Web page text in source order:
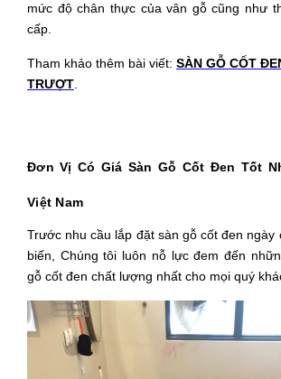
mức độ chân thực của vân gỗ cũng như
cấp.
Tham khảo thêm bài viết: SÀN GỖ CỐT
TRƯỢT
Đơn Vị Có Giá Sàn Gỗ Cốt Đen Tốt
Việt Nam
Trước nhu cầu lắp đặt sàn gỗ cốt đen ngày
biến, Chúng tôi luôn nỗ lực đem đến
gỗ cốt đen chất lượng nhất cho mọi quý